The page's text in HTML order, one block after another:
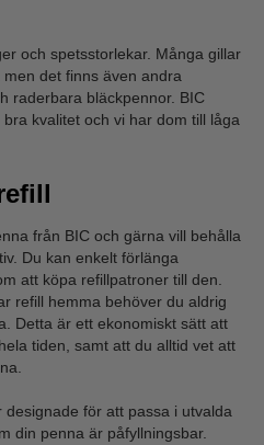
och spetsstorlekar. Många gillar
det finns även andra
raderbara bläckpennor. BIC
kvalitet och vi har dom till låga
från BIC och gärna vill behålla
Du kan enkelt förlänga
att köpa refillpatroner till den.
refill hemma behöver du aldrig
Detta är ett ekonomiskt sätt att
tiden, samt att du alltid vet att
för att passa i utvalda
din penna är påfyllningsbar.